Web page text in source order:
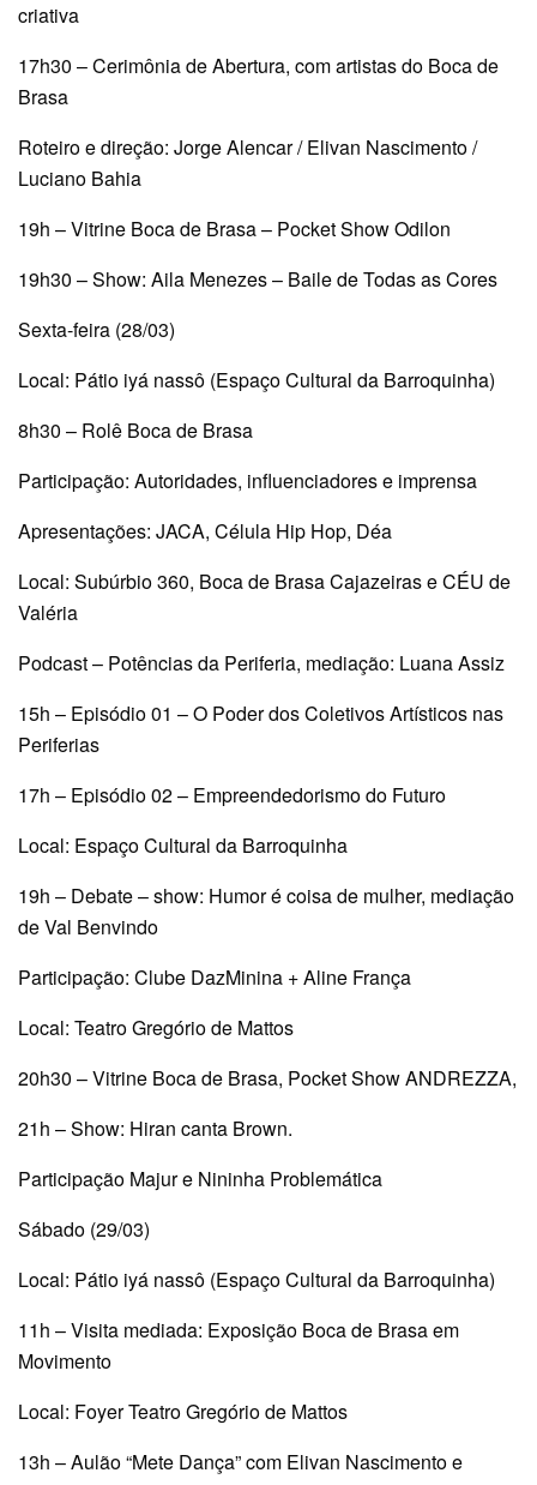
criativa
17h30 – Cerimônia de Abertura, com artistas do Boca de
Brasa
Roteiro e direção: Jorge Alencar / Elivan Nascimento /
Luciano Bahia
19h – Vitrine Boca de Brasa – Pocket Show Odilon
19h30 – Show: Aila Menezes – Baile de Todas as Cores
Sexta-feira (28/03)
Local: Pátio iyá nassô (Espaço Cultural da Barroquinha)
8h30 – Rolê Boca de Brasa
Participação: Autoridades, influenciadores e imprensa
Apresentações: JACA, Célula Hip Hop, Déa
Local: Subúrbio 360, Boca de Brasa Cajazeiras e CÉU de
Valéria
Podcast – Potências da Periferia, mediação: Luana Assiz
15h – Episódio 01 – O Poder dos Coletivos Artísticos nas
Periferias
17h – Episódio 02 – Empreendedorismo do Futuro
Local: Espaço Cultural da Barroquinha
19h – Debate – show: Humor é coisa de mulher, mediação
de Val Benvindo
Participação: Clube DazMinina + Aline França
Local: Teatro Gregório de Mattos
20h30 – Vitrine Boca de Brasa, Pocket Show ANDREZZA,
21h – Show: Hiran canta Brown.
Participação Majur e Nininha Problemática
Sábado (29/03)
Local: Pátio iyá nassô (Espaço Cultural da Barroquinha)
11h – Visita mediada: Exposição Boca de Brasa em
Movimento
Local: Foyer Teatro Gregório de Mattos
13h – Aulão “Mete Dança” com Elivan Nascimento e